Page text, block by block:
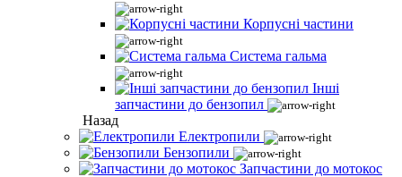
Корпусні частини
Система гальма
Інші
запчастини до бензопил
Назад
Електропили
Бензопили
Запчастини до мотокос